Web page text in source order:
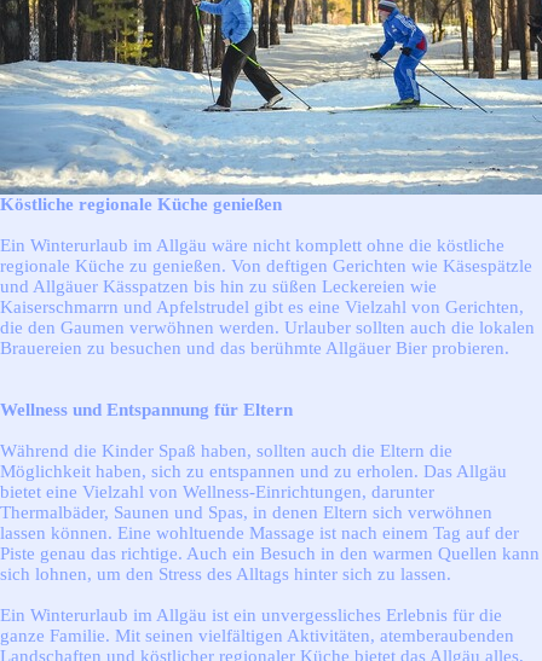
Köstliche regionale Küche genießen
Ein Winterurlaub im Allgäu wäre nicht komplett ohne die köstliche
regionale Küche zu genießen. Von deftigen Gerichten wie Käsespätzle
und Allgäuer Kässpatzen bis hin zu süßen Leckereien wie
Kaiserschmarrn und Apfelstrudel gibt es eine Vielzahl von Gerichten,
die den Gaumen verwöhnen werden. Urlauber sollten auch die lokalen
Brauereien zu besuchen und das berühmte Allgäuer Bier probieren.
Wellness und Entspannung für Eltern
Während die Kinder Spaß haben, sollten auch die Eltern die
Möglichkeit haben, sich zu entspannen und zu erholen. Das Allgäu
bietet eine Vielzahl von Wellness-Einrichtungen, darunter
Thermalbäder, Saunen und Spas, in denen Eltern sich verwöhnen
lassen können. Eine wohltuende Massage ist nach einem Tag auf der
Piste genau das richtige. Auch ein Besuch in den warmen Quellen kann
sich lohnen, um den Stress des Alltags hinter sich zu lassen.
Ein Winterurlaub im Allgäu ist ein unvergessliches Erlebnis für die
ganze Familie. Mit seinen vielfältigen Aktivitäten, atemberaubenden
Landschaften und köstlicher regionaler Küche bietet das Allgäu alles,